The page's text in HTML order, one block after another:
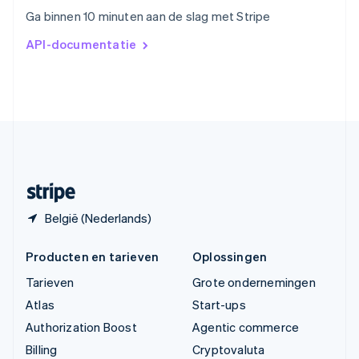
Ga binnen 10 minuten aan de slag met Stripe
API-documentatie
België (Nederlands)
简体中文English
English
Producten en tarieven
Tarieven
Atlas
Authorization Boost
Billing
Oplossingen
Grote ondernemingen
Start-ups
Agentic commerce
Cryptovaluta